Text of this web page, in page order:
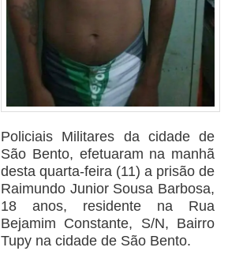
Policiais Militares da cidade de
São Bento, efetuaram na manhã
desta quarta-feira (11) a prisão de
Raimundo Junior Sousa Barbosa,
18 anos, residente na Rua
Bejamim Constante, S/N, Bairro
Tupy na cidade de São Bento.